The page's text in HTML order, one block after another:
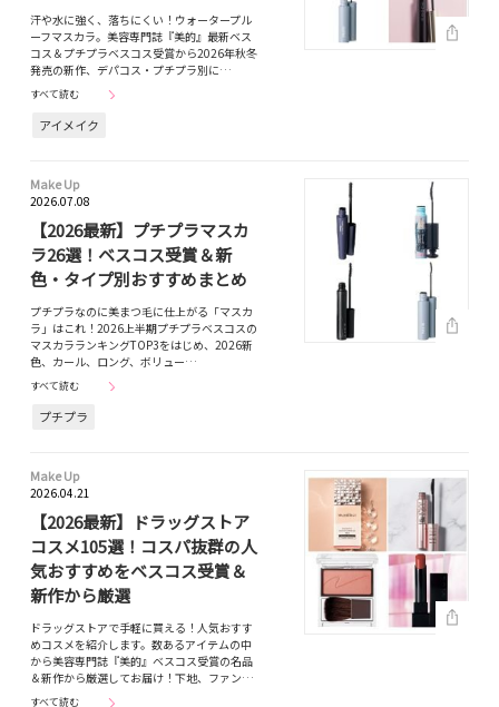
汗や水に強く、落ちにくい！ウォータープル
ーフマスカラ。美容専門誌『美的』最新ベス
コス＆プチプラベスコス受賞から2026年秋冬
発売の新作、デパコス・プチプラ別に…
すべて読む
アイメイク
Make Up
2026.07.08
【2026最新】プチプラマスカ
ラ26選！ベスコス受賞＆新
色・タイプ別おすすめまとめ
プチプラなのに美まつ毛に仕上がる「マスカ
ラ」はこれ！2026上半期プチプラベスコスの
マスカラランキングTOP3をはじめ、2026新
色、カール、ロング、ボリュー…
すべて読む
プチプラ
Make Up
2026.04.21
【2026最新】ドラッグストア
コスメ105選！コスパ抜群の人
気おすすめをベスコス受賞＆
新作から厳選
ドラッグストアで手軽に買える！人気おすす
めコスメを紹介します。数あるアイテムの中
から美容専門誌『美的』ベスコス受賞の名品
＆新作から厳選してお届け！下地、ファン…
すべて読む